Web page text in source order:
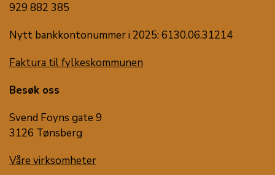
929 882 385
Nytt bankkontonummer i 2025: 6130.06.31214
Faktura til fylkeskommunen
Besøk oss
Svend Foyns gate 9
3126 Tønsberg
Våre virksomheter